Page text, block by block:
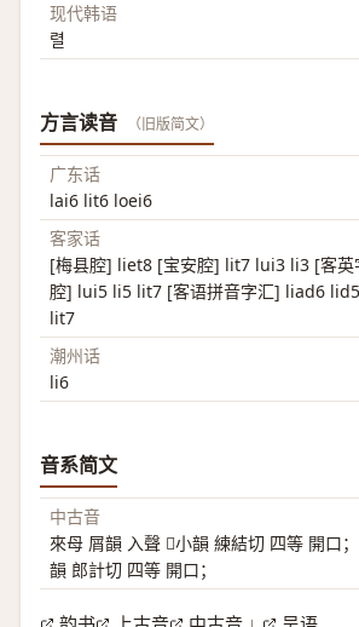
现代韩语
렬
方言读音 （旧版简文）
广东话
lai6 lit6 loei6
客家话
[梅县腔] liet8 [宝安腔] lit7 lui3 li3 [客英
腔] lui5 li5 lit7 [客语拼音字汇] liad6
lit7
潮州话
li6
音系简文
中古音
來母 屑韻 入聲 𥸸小韻 練結切 四等 開口
韻 郎計切 四等 開口；